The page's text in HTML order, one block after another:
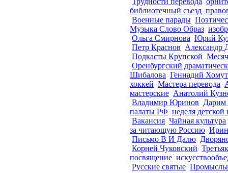
библиотечный съезд
Военные парады
Музыка Слово Образ
Ольга Смирнова Юрий
Петр Краснов Александр
Подкасты Крупской
Оренбургский
Шибалова Геннадий
хоккей Мастера перевода
мастерские Анатолий
Владимир Юринов Дарим
палаты РФ неделя
Вакансия Чайная культура
за читающую Россию
Письмо В И Далю
Корней Чуковский
посвящение
Русские святые Промыслы